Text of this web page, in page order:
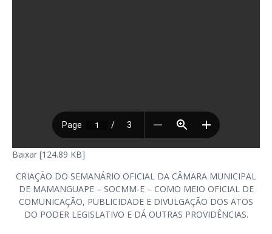
Baixar [124.89 KB]
CRIAÇÃO DO SEMANÁRIO OFICIAL DA CÂMARA MUNICIPAL
DE MAMANGUAPE – SOCMM-E – COMO MEIO OFICIAL DE
COMUNICAÇÃO, PUBLICIDADE E DIVULGAÇÃO DOS ATOS
DO PODER LEGISLATIVO E DÁ OUTRAS PROVIDÊNCIAS.